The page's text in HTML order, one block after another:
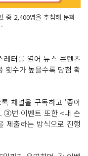
중 2,400명을 추첨해 문화
터를 열어 뉴스 콘텐츠
횟수가 높을수록 당첨 확
채널을 구독하고 ‘좋아
. ③번 이벤트 또한 <내 손
제출하는 방식으로 진행